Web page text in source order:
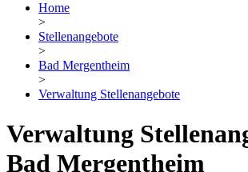
Home
>
Stellenangebote
>
Bad Mergentheim
>
Verwaltung Stellenangebote
Verwaltung
Bad Mergentheim